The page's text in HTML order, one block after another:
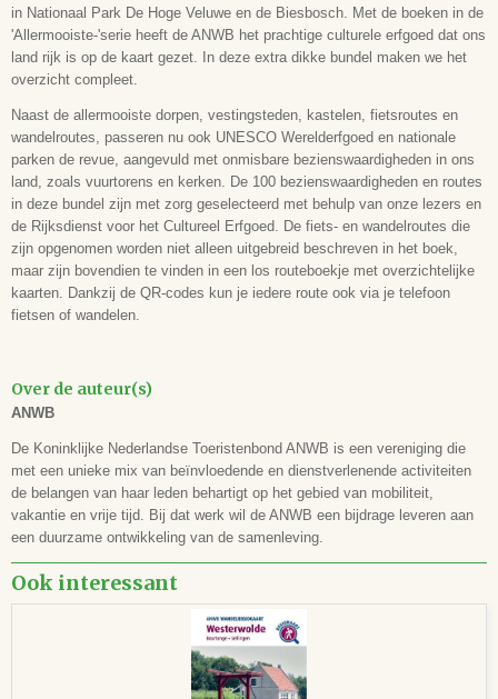
Uitgever
ANWB
Samenwerking
Druk
1e
Uitvoering
Hardcover
Aantal bladzijden
208
Formaat
17,8 x 22,3
ISBN
9789018053505
in Nationaal Park De Hoge Veluwe en de Biesbosch. Met de boeken in de
'Allermooiste-'serie heeft de ANWB het prachtige culturele erfgoed dat ons
land rijk is op de kaart gezet. In deze extra dikke bundel maken we het
overzicht compleet.
Naast de allermooiste dorpen, vestingsteden, kastelen, fietsroutes en
wandelroutes, passeren nu ook UNESCO Werelderfgoed en nationale
parken de revue, aangevuld met onmisbare bezienswaardigheden in ons
land, zoals vuurtorens en kerken. De 100 bezienswaardigheden en routes
in deze bundel zijn met zorg geselecteerd met behulp van onze lezers en
de Rijksdienst voor het Cultureel Erfgoed. De fiets- en wandelroutes die
zijn opgenomen worden niet alleen uitgebreid beschreven in het boek,
maar zijn bovendien te vinden in een los routeboekje met overzichtelijke
kaarten. Dankzij de QR-codes kun je iedere route ook via je telefoon
fietsen of wandelen.
Over de auteur(s)
ANWB
De Koninklijke Nederlandse Toeristenbond ANWB is een vereniging die
met een unieke mix van beïnvloedende en dienstverlenende activiteiten
de belangen van haar leden behartigt op het gebied van mobiliteit,
vakantie en vrije tijd. Bij dat werk wil de ANWB een bijdrage leveren aan
een duurzame ontwikkeling van de samenleving.
Ook interessant